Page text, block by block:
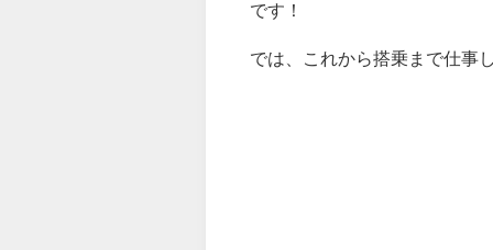
です！
では、これから搭乗まで仕事